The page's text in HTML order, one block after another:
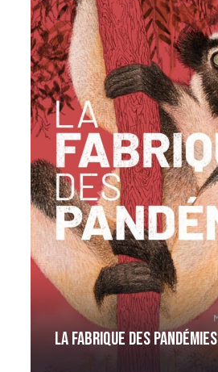
La Fabrique des pandémies